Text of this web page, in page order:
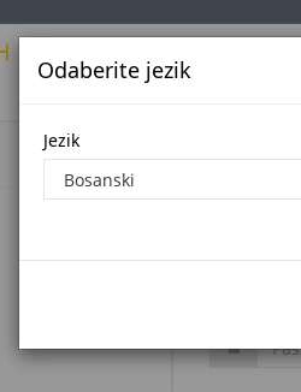
Jezik Službena glasila
Odaberite jezik
Jezik